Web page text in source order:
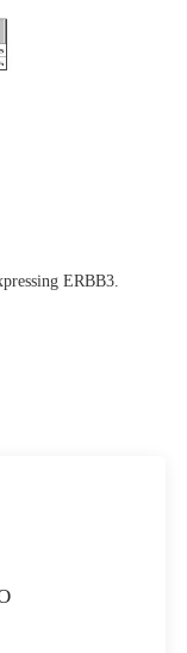
ERBB3.